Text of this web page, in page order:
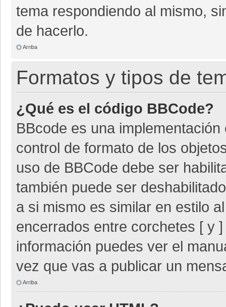
tema respondiendo al mismo,
de hacerlo.
Arriba
Formatos y tipos de
¿Qué es el código BBCode?
BBcode es una
control de formato de los
uso de BBCode debe ser
también puede ser
a si mismo es similar en estilo
encerrados entre corchetes [ y
información puedes ver el
vez que vas a publicar un
Arriba